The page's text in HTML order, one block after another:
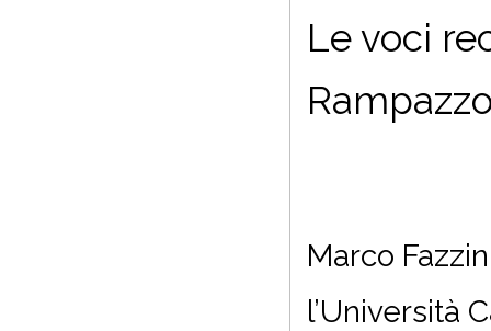
Le voci
Marco
l’Università